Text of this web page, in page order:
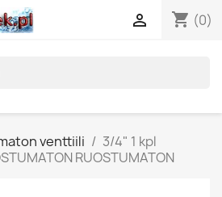
shopping_cart (0)

venttiili
3/4" 1 kpl
RUOSTUMATON